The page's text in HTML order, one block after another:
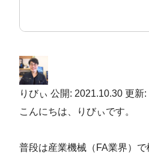
りびぃ 公開: 2021.10.30 更新:
こんにちは、りびぃです。
普段は産業機械（FA業界）で